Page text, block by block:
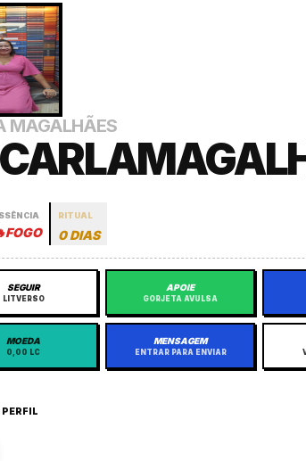
MAGALHÃES
FOGO
RITUAL
0 DIAS
SEGUIR
LITVERSO
APOIE
GORJETA AVULSA
MOEDA
0,00 LC
MENSAGEM
ENTRAR PARA ENVIAR
PERFIL